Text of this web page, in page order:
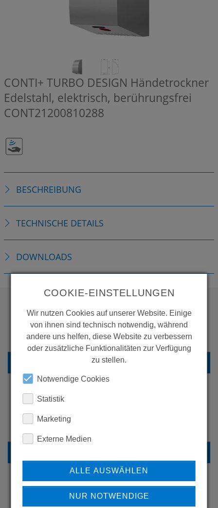
CONTI+ TURBO DESIGN Händetrockner
Edelstahl, elektrisch, berührungsfrei
CONT21200810288
BESCHREIBUNG
TECHNISCHE DETAILS
DOWNLOADS
WOLLEN SIE MEHR
PRODUKTE SEHEN?
ZURÜCK ZUR ÜBERSICHT
UNSERE REFERENZEN
HABEN SIE FRAGEN?
COOKIE-EINSTELLUNGEN
Wir nutzen Cookies auf unserer Website. Einige
von ihnen sind technisch notwendig, während
andere uns helfen, diese Website zu verbessern
oder zusätzliche Funktionalitäten zur Verfügung
zu stellen.
Notwendige Cookies
Statistik
Marketing
Externe Medien
ALLE AUSWÄHLEN
NUR NOTWENDIGE